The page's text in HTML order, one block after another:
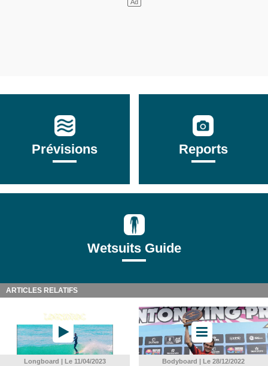
Prévisions Reports
Wetsuits Guide
ARTICLES RELATIFS
Longboard | Le 11/04/2023 Bodyboard | Le 28/12/2022